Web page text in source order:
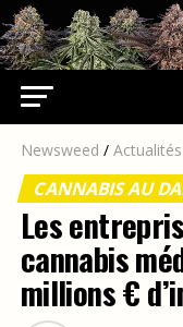
Newsweed /
CANNABIS AU
Les
cannabis
millions €